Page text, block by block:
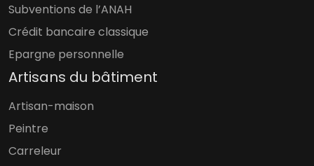
Subventions de l’ANAH
Crédit bancaire classique
Epargne personnelle
Artisans du bâtiment
Artisan-maison
Peintre
Carreleur